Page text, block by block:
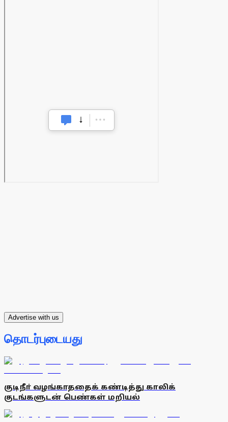
Advertise with us
தொடர்புடையது
குடிநீா் வழங்காததைக் கண்டித்து காலிக்
குடங்களுடன் பெண்கள் மறியல்